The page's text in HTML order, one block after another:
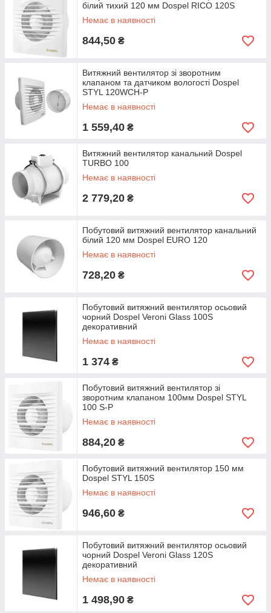
білий тихий 120 мм Dospel RICO 120S
Немає в наявності
844,50 ₴
Витяжний вентилятор зі зворотним
клапаном та датчиком вологості Dospel
STYL 120WCH-P
Немає в наявності
1 559,40 ₴
Витяжний вентилятор канальний Dospel
TURBO 100
Немає в наявності
2 779,20 ₴
Побутовий витяжний вентилятор канальний
білий 120 мм Dospel EURO 120
Немає в наявності
728,20 ₴
Побутовий витяжний вентилятор осьовий
чорний Dospel Veroni Glass 100S
декоративний
Немає в наявності
1 374 ₴
Побутовий витяжний вентилятор зі
зворотним клапаном 100мм Dospel STYL
100 S-P
Немає в наявності
884,20 ₴
Побутовий витяжний вентилятор 150 мм
Dospel STYL 150S
Немає в наявності
946,60 ₴
Побутовий витяжний вентилятор осьовий
чорний Dospel Veroni Glass 120S
декоративний
Немає в наявності
1 498,90 ₴